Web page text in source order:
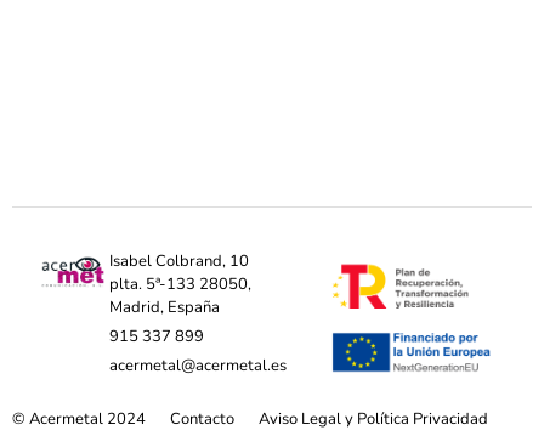
Isabel Colbrand, 10
plta. 5ª-133 28050,
Madrid, España
915 337 899
acermetal@acermetal.es
© Acermetal 2024 Contacto Aviso Legal y Política Privacidad